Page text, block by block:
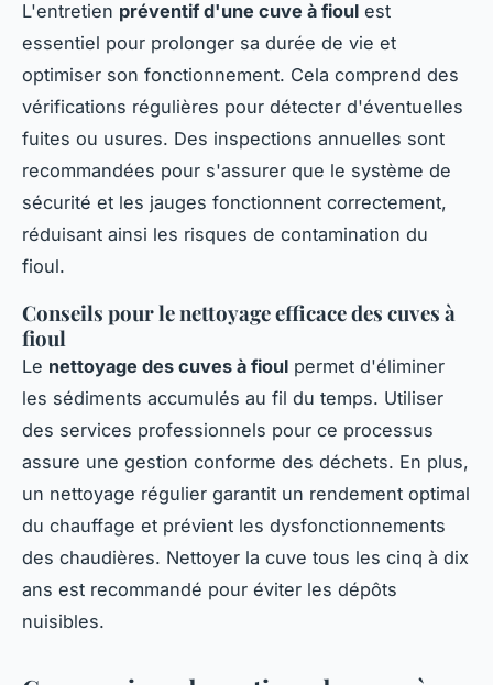
L'entretien préventif d'une cuve à fioul est
essentiel pour prolonger sa durée de vie et
optimiser son fonctionnement. Cela comprend des
vérifications régulières pour détecter d'éventuelles
fuites ou usures. Des inspections annuelles sont
recommandées pour s'assurer que le système de
sécurité et les jauges fonctionnent correctement,
réduisant ainsi les risques de contamination du
fioul.
Conseils pour le nettoyage efficace des cuves à
fioul
Le nettoyage des cuves à fioul permet d'éliminer
les sédiments accumulés au fil du temps. Utiliser
des services professionnels pour ce processus
assure une gestion conforme des déchets. En plus,
un nettoyage régulier garantit un rendement optimal
du chauffage et prévient les dysfonctionnements
des chaudières. Nettoyer la cuve tous les cinq à dix
ans est recommandé pour éviter les dépôts
nuisibles.